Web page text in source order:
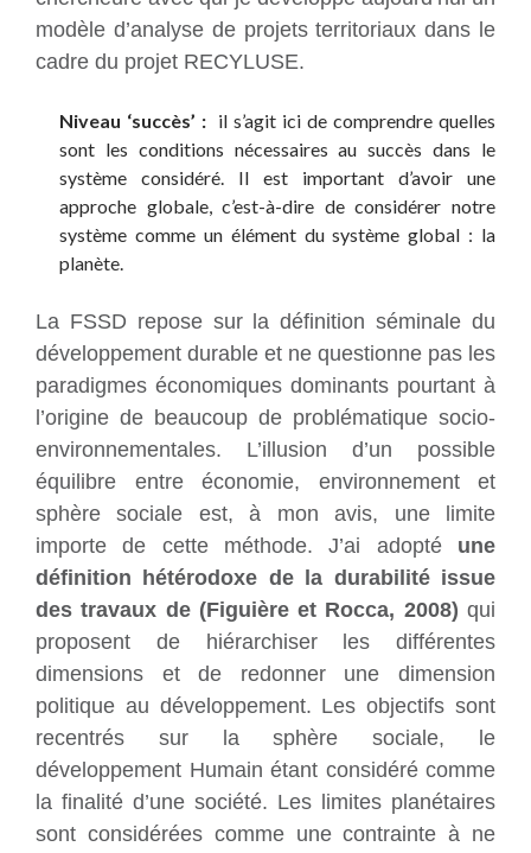
modèle d’analyse de projets territoriaux dans le
cadre du projet RECYLUSE.
Niveau ‘succès’ : il s’agit ici de comprendre quelles
sont les conditions nécessaires au succès dans le
système considéré. Il est important d’avoir une
approche globale, c’est-à-dire de considérer notre
système comme un élément du système global : la
planète.
La FSSD repose sur la définition séminale du
développement durable et ne questionne pas les
paradigmes économiques dominants pourtant à
l’origine de beaucoup de problématique socio-
environnementales. L’illusion d’un possible
équilibre entre économie, environnement et
sphère sociale est, à mon avis, une limite
importe de cette méthode. J’ai adopté une
définition hétérodoxe de la durabilité issue
des travaux de (Figuière et Rocca, 2008) qui
proposent de hiérarchiser les différentes
dimensions et de redonner une dimension
politique au développement. Les objectifs sont
recentrés sur la sphère sociale, le
développement Humain étant considéré comme
la finalité d’une société. Les limites planétaires
sont considérées comme une contrainte à ne